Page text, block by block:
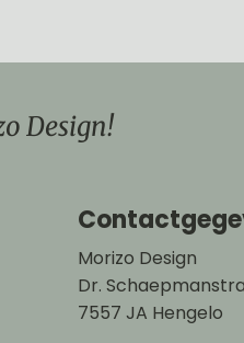
Design!
Morizo Design
Dr.
7557 JA Hengelo